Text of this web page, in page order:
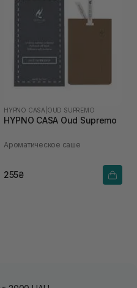
HYPNO CASA OUD SUPREMO
HYPNO CASA Oud Supremo
Ароматическое саше
255₴